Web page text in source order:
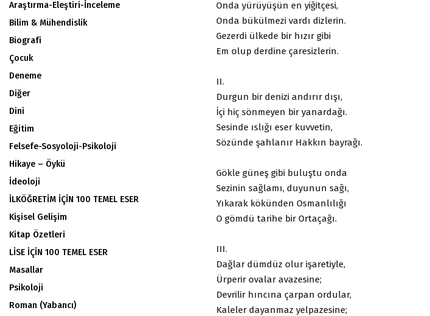
Onda yürüyüşün en yiğitçesi,
Onda bükülmezi vardı dizlerin.
Gezerdi ülkede bir hızır gibi
Em olup derdine çaresizlerin.
II.
Durgun bir denizi andırır dışı,
İçi hiç sönmeyen bir yanardağı.
Sesinde ıslığı eser kuvvetin,
Sözünde şahlanır Hakkın bayrağı.
Gökle güneş gibi buluştu onda
Sezinin sağlamı, duyunun sağı,
Yıkarak kökünden Osmanlılığı
O gömdü tarihe bir Ortaçağı.
III.
Dağlar dümdüz olur işaretiyle,
Ürperir ovalar avazesine;
Devrilir hıncına çarpan ordular,
Kaleler dayanmaz yelpazesine;
Araştırma-Eleştiri-İnceleme
Bilim & Mühendislik
Biografi
Çocuk
Deneme
Diğer
Dini
Eğitim
Felsefe-Sosyoloji-Psikoloji
Hikaye – Öykü
İdeoloji
İLKÖĞRETİM İÇİN 100 TEMEL ESER
Kişisel Gelişim
Kitap Özetleri
LİSE İÇİN 100 TEMEL ESER
Masallar
Psikoloji
Roman (Yabancı)